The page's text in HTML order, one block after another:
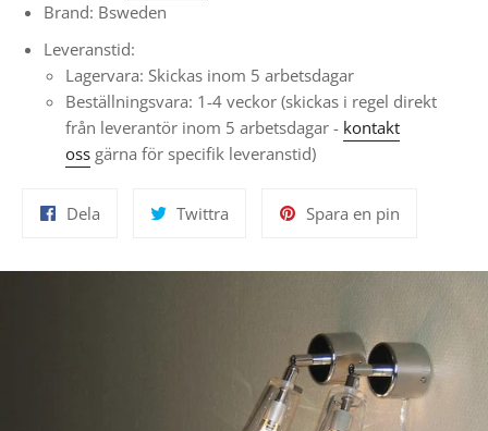
Brand: Bsweden
Leveranstid:
Lagervara: Skickas inom 5 arbetsdagar
Beställningsvara: 1-4 veckor (skickas i regel direkt
från leverantör inom 5 arbetsdagar - kontakt
oss gärna för specifik leveranstid)
Dela Twittra Spara en pin
Pinterest